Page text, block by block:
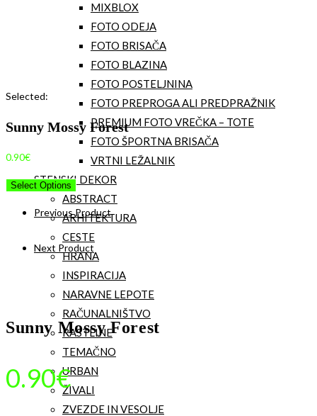
MIXBLOX
FOTO ODEJA
FOTO BRISAČA
FOTO BLAZINA
FOTO POSTELJNINA
FOTO PREPROGA ALI PREDPRAŽNIK
PREMIUM FOTO VREČKA – TOTE
FOTO ŠPORTNA BRISAČA
VRTNI LEŽALNIK
STENSKI DEKOR
ABSTRACT
ARHITEKTURA
CESTE
HRANA
INSPIRACIJA
NARAVNE LEPOTE
RAČUNALNIŠTVO
RASTLINE
TEMAČNO
URBAN
ŽIVALI
ZVEZDE IN VESOLJE
Selected:
Sunny Mossy Forest
0.90€
Select Options
Previous Product
Next Product
Sunny Mossy Forest
0.90€